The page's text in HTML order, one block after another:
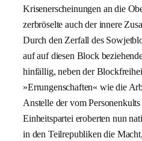
Krisenerscheinungen an die
zerbröselte auch der innere
Durch den Zerfall des
auf auf diesen Block
hinfällig, neben der
»Errungenschaften« wie die
Anstelle der vom
Einheitspartei eroberten nun
in den Teilrepubliken die